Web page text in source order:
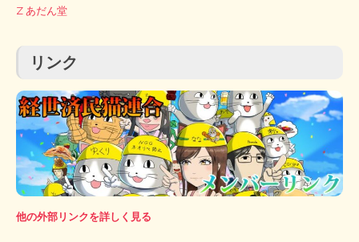
Z あだん堂
リンク
他の外部リンクを詳しく見る